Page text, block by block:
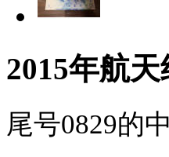
2015年航
尾号0829的